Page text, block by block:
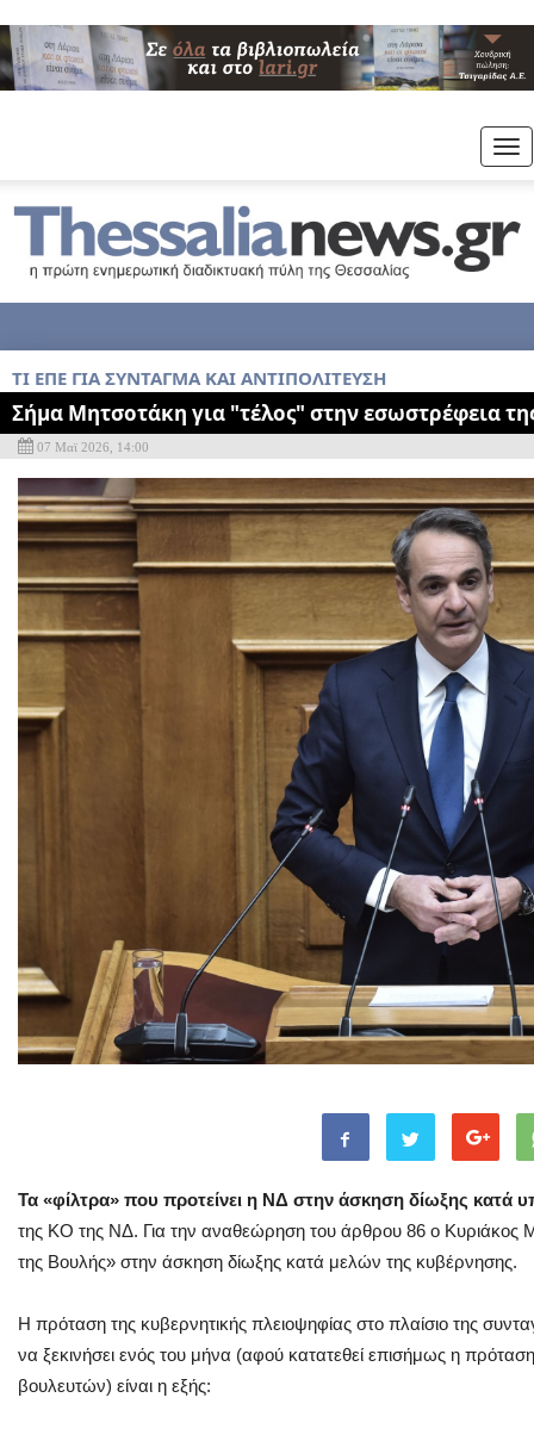
ΤΙ ΕΠΕ ΓΙΑ ΣΥΝΤΑΓΜΑ KAI ΑΝΤΙΠΟΛΙΤΕΥΣΗ
Σήμα Μητσοτάκη για "τέλος" στην εσωστρέφεια
07 Μαϊ 2026, 14:00
Τα «φίλτρα» που προτείνει η ΝΔ στην άσκηση δίωξης κατά
της ΚΟ της ΝΔ. Για την αναθεώρηση του άρθρου 86 ο Κυριάκος
της Βουλής» στην άσκηση δίωξης κατά μελών της κυβέρνησης.
Η πρόταση της κυβερνητικής πλειοψηφίας στο πλαίσιο της
να ξεκινήσει ενός του μήνα (αφού κατατεθεί επισήμως η
βουλευτών) είναι η εξής: